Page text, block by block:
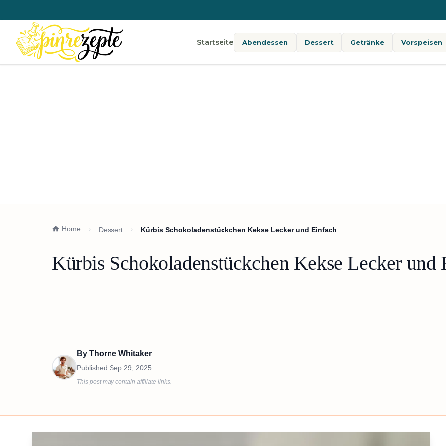
Startseite Abendessen Dessert Getränke Vorspeisen
Home Dessert Kürbis Schokoladenstückchen Kekse Lecker und Einfach
Kürbis Schokoladenstückchen Kekse Lecker und
By Thorne Whitaker
Published Sep 29, 2025
This post may contain affiliate links.